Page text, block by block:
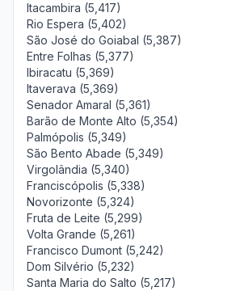
Itacambira (5,417)
Rio Espera (5,402)
São José do Goiabal (5,387)
Entre Folhas (5,377)
Ibiracatu (5,369)
Itaverava (5,369)
Senador Amaral (5,361)
Barão de Monte Alto (5,354)
Palmópolis (5,349)
São Bento Abade (5,349)
Virgolândia (5,340)
Franciscópolis (5,338)
Novorizonte (5,324)
Fruta de Leite (5,299)
Volta Grande (5,261)
Francisco Dumont (5,242)
Dom Silvério (5,232)
Santa Maria do Salto (5,217)